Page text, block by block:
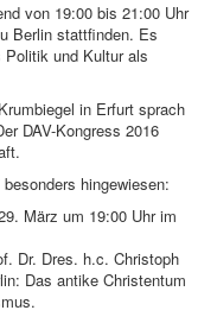
von 19:00 bis 21:00 Uhr
Berlin stattfinden. Es
und Kultur als
in Erfurt sprach
DAV-Kongress 2016
hingewiesen:
März um 19:00 Uhr im
Dr. Dres. h.c. Christoph
Das antike Christentum